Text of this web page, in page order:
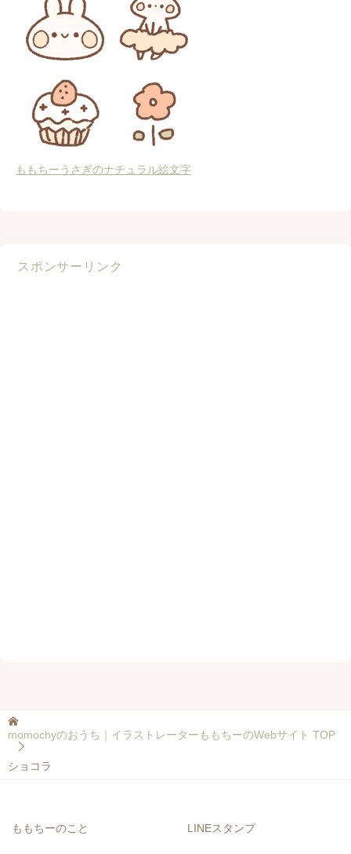
ももちーうさぎのナチュラル絵文字
スポンサーリンク
momochyのおうち｜イラストレーターももちーのWebサイト TOP
ショコラ
ももちーのこと LINEスタンプ